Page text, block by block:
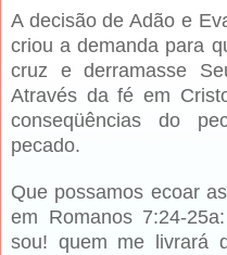
A decisão de Adão e
criou a demanda para
cruz e derramasse
Através da fé em
conseqüências do
pecado.
Que possamos ecoar
em Romanos 7:24-
sou! quem me livrará